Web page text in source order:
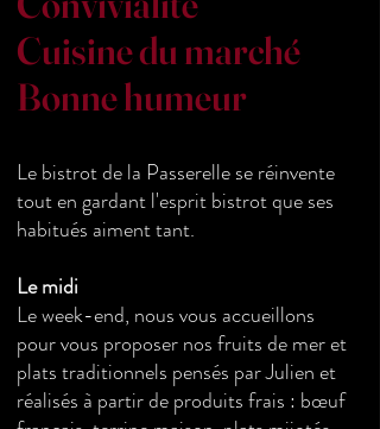
Cuisine du marché
Bonne humeur
Le bistrot de la Passerelle se réinvente
tout en gardant l'esprit bistrot que ses
habitués aiment tant.
Le midi
Le week-end, nous vous accueillons
pour vous proposer nos fruits de mer et
platstraditionnels pensés par Julien et
réalisés à partir de produits frais : bœuf